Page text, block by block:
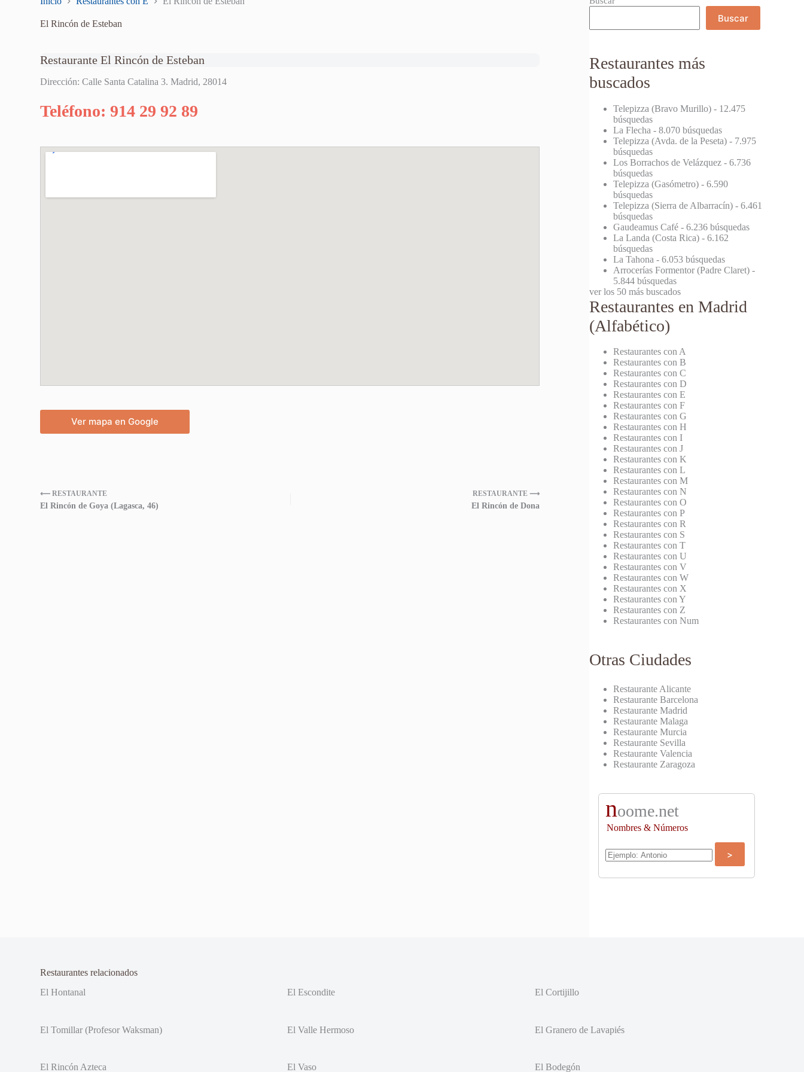
El Rincón de Esteban
Restaurante El Rincón de Esteban
Dirección: Calle Santa Catalina 3. Madrid, 28014
Teléfono: 914 29 92 89
Ver mapa en Google
⟵ RESTAURANTE
El Rincón de Goya (Lagasca, 46)
RESTAURANTE ⟶
El Rincón de Dona
Buscar
Restaurantes más
buscados
Telepizza (Bravo Murillo) - 12.475
búsquedas
La Flecha - 8.070 búsquedas
Telepizza (Avda. de la Peseta) - 7.975
búsquedas
Los Borrachos de Velázquez - 6.736
búsquedas
Telepizza (Gasómetro) - 6.590
búsquedas
Telepizza (Sierra de Albarracín) - 6.461
búsquedas
Gaudeamus Café - 6.236 búsquedas
La Landa (Costa Rica) - 6.162
búsquedas
La Tahona - 6.053 búsquedas
Arrocerías Formentor (Padre Claret) -
5.844 búsquedas
ver los 50 más buscados
Restaurantes en Madrid
(Alfabético)
Restaurantes con A
Restaurantes con B
Restaurantes con C
Restaurantes con D
Restaurantes con E
Restaurantes con F
Restaurantes con G
Restaurantes con H
Restaurantes con I
Restaurantes con J
Restaurantes con K
Restaurantes con L
Restaurantes con M
Restaurantes con N
Restaurantes con O
Restaurantes con P
Restaurantes con R
Restaurantes con S
Restaurantes con T
Restaurantes con U
Restaurantes con V
Restaurantes con W
Restaurantes con X
Restaurantes con Y
Restaurantes con Z
Restaurantes con Num
Otras Ciudades
Restaurante Alicante
Restaurante Barcelona
Restaurante Madrid
Restaurante Malaga
Restaurante Murcia
Restaurante Sevilla
Restaurante Valencia
Restaurante Zaragoza
noome.net
Nombres & Números
Restaurantes relacionados
El Hontanal
El Escondite El Cortijillo
El Tomillar (Profesor Waksman) El Valle Hermoso El Granero de Lavapiés
El Rincón Azteca El Vaso El Bodegón